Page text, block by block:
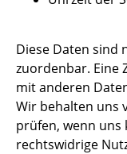
Diese Daten sind
zuordenbar. Eine
mit anderen
Wir behalten uns
prüfen, wenn
rechtswidrige